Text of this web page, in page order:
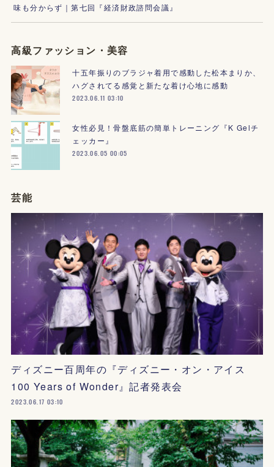
味も分からず｜第七回『経済財政諮問会議』
高級ファッション・美容
十五年振りのブラジャ着用で感動した松本まりか、
ハグされてる感覚と新たな着け心地に感動
2023.06.11 03:10
女性必見！骨盤底筋の簡単トレーニング『K Gelチ
ェッカー』
2023.06.05 00:05
芸能
ディズニー百周年の『ディズニー・オン・アイス
100 Years of Wonder』記者発表会
2023.06.17 03:10